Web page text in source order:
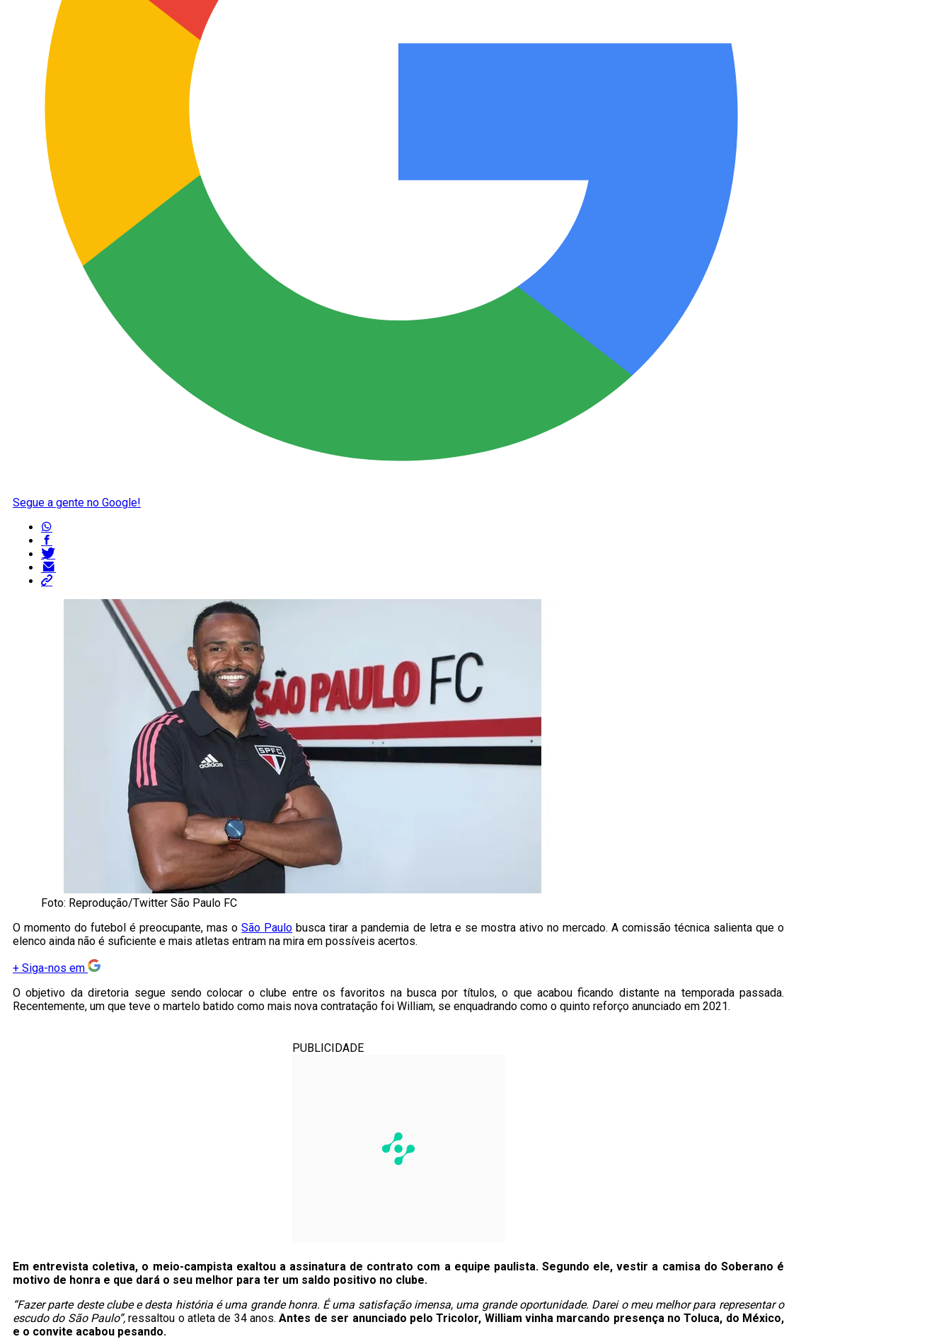
Segue a gente no Google!
Foto: Reprodução/Twitter São Paulo FC
O momento do futebol é preocupante, mas oSão Paulo busca tirar a pandemia de letra e se mostra ativo no mercado. A comissão técnica salienta que o
elenco ainda não é suficiente e mais atletas entram na mira em possíveis acertos.
+ Siga-nos em
O objetivo da diretoria segue sendo colocar o clube entre os favoritos na busca por títulos, o que acabou ficando distante na temporada passada.
Recentemente, um que teve o martelo batido como mais nova contratação foi William, se enquadrando como o quinto reforço anunciado em 2021.
PUBLICIDADE
Em entrevista coletiva, o meio-campista exaltou a assinatura de contrato com a equipe paulista. Segundo ele, vestir a camisa do Soberano é
motivo de honra e que dará o seu melhor para ter um saldo positivo no clube.
“Fazer parte deste clube e desta história é uma grande honra. É uma satisfação imensa, uma grande oportunidade. Darei o meu melhor para representar o
escudo do São Paulo”, ressaltou o atleta de 34 anos.Antes de ser anunciado pelo Tricolor, William vinha marcando presença no Toluca, do México,
e o convite acabou pesando.